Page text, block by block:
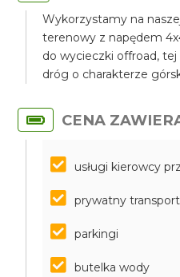
Wykorzystamy na
terenowy z napędem
do wycieczki offroad,
dróg o charakterze
CENA
usługi kierowcy
prywatny
parkingi
butelka wody